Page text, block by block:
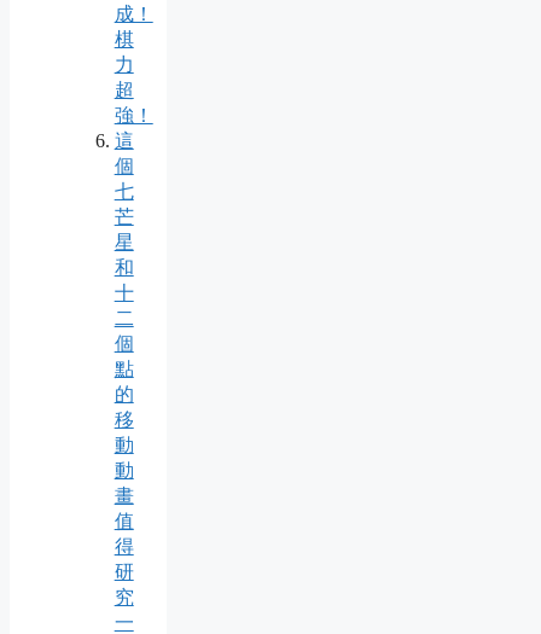
成！
棋
力
超
強！
這
個
七
芒
星
和
十
二
個
點
的
移
動
動
畫
值
得
研
究
一